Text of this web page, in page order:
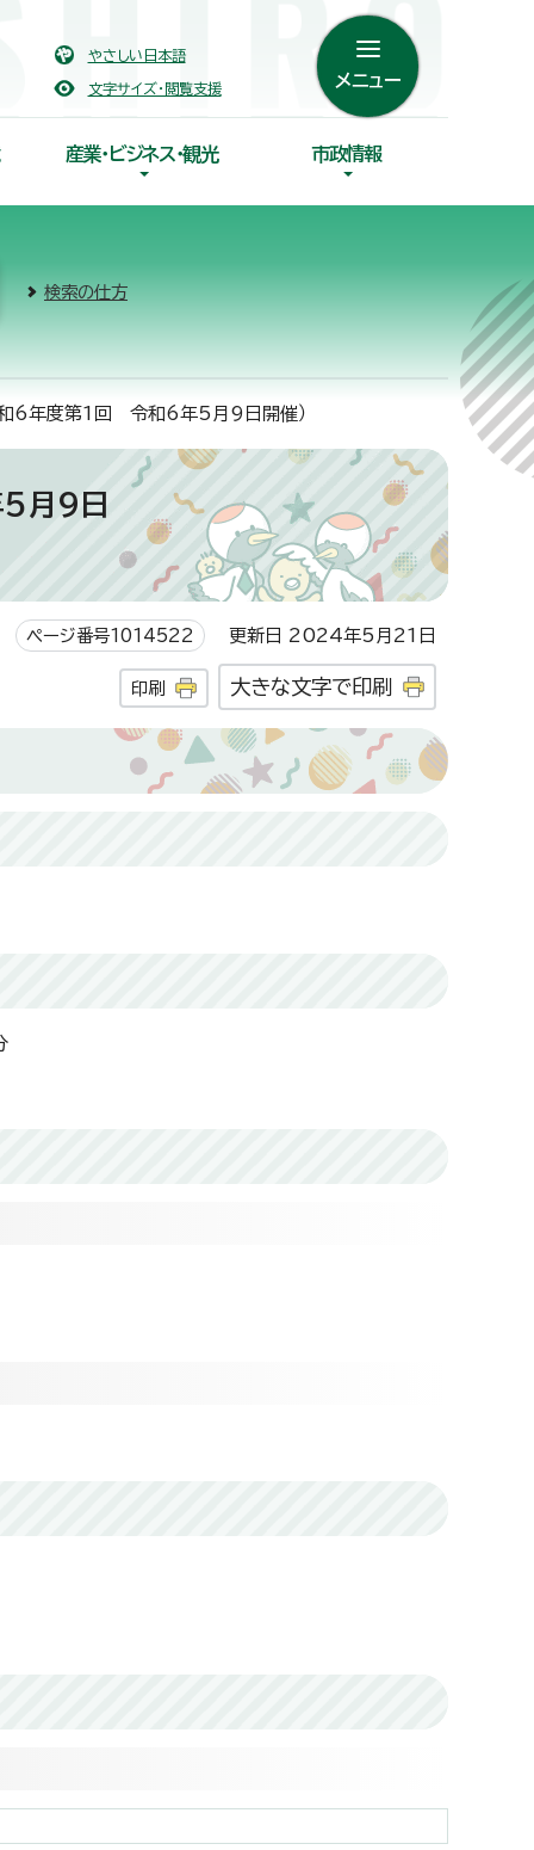
やさしい日本語
文字サイズ・閲覧支援 メニュー
産業・ビジネス・観光 市政情報
検索の仕方
6年度第1回 令和6年5月9日開催）
月9日
ページ番号1014522 更新日 2024年5月21日
印刷 大きな文字で印刷